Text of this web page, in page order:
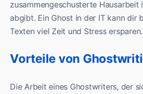
zusammengeschusterte Hausarbeit
abgibt. Ein Ghost in der IT kann dir
Texten viel Zeit und Stress ersparen.
Vorteile von
Die Arbeit eines Ghostwriters, der